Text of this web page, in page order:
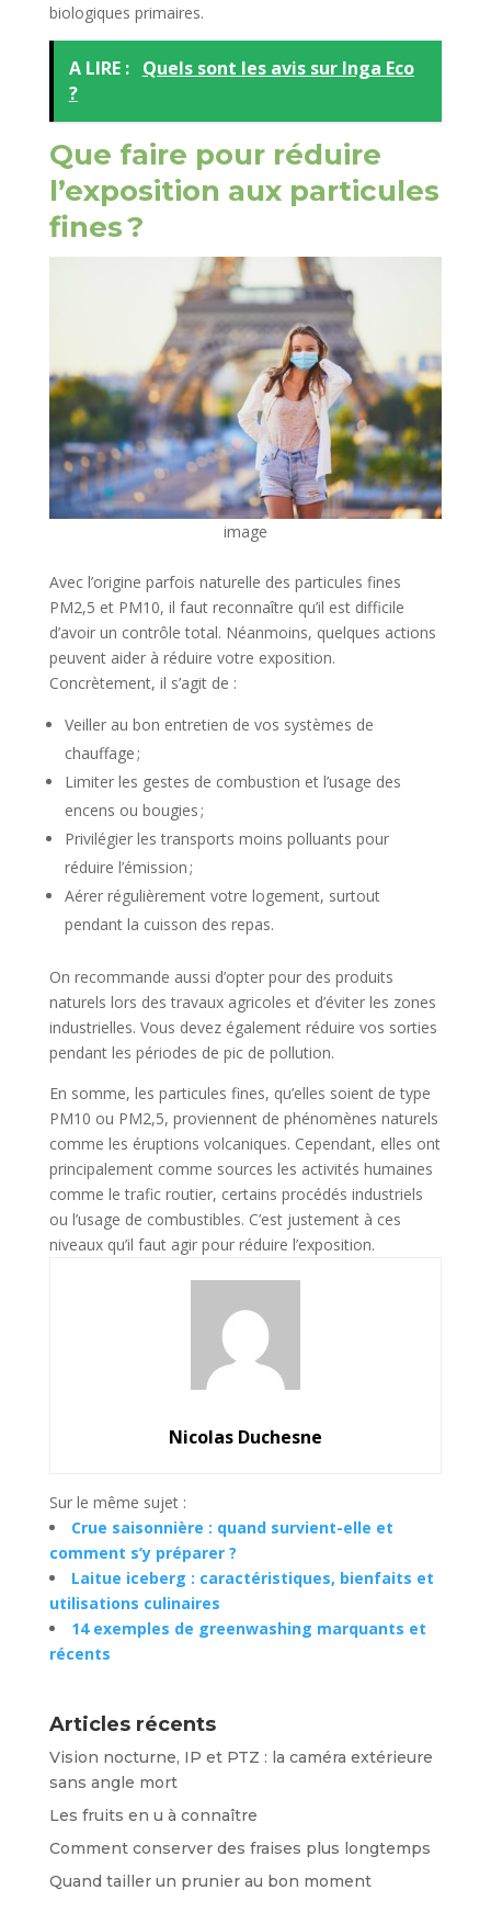
biologiques primaires.
A LIRE : Quels sont les avis sur Inga Eco
?
Que faire pour réduire
l’exposition aux particules
fines ?
image
Avec l’origine parfois naturelle des particules fines
PM2,5 et PM10, il faut reconnaître qu’il est difficile
d’avoir un contrôle total. Néanmoins, quelques actions
peuvent aider à réduire votre exposition.
Concrètement, il s’agit de :
Veiller au bon entretien de vos systèmes de
chauffage ;
Limiter les gestes de combustion et l’usage des
encens ou bougies ;
Privilégier les transports moins polluants pour
réduire l’émission ;
Aérer régulièrement votre logement, surtout
pendant la cuisson des repas.
On recommande aussi d’opter pour des produits
naturels lors des travaux agricoles et d’éviter les zones
industrielles. Vous devez également réduire vos sorties
pendant les périodes de pic de pollution.
En somme, les particules fines, qu’elles soient de type
PM10 ou PM2,5, proviennent de phénomènes naturels
comme les éruptions volcaniques. Cependant, elles ont
principalement comme sources les activités humaines
comme le trafic routier, certains procédés industriels
ou l’usage de combustibles. C’est justement à ces
niveaux qu’il faut agir pour réduire l’exposition.
Nicolas Duchesne
Sur le même sujet :
Crue saisonnière : quand survient-elle et
comment s’y préparer ?
Laitue iceberg : caractéristiques, bienfaits et
utilisations culinaires
14 exemples de greenwashing marquants et
récents
Articles récents
Vision nocturne, IP et PTZ : la caméra extérieure
sans angle mort
Les fruits en u à connaître
Comment conserver des fraises plus longtemps
Quand tailler un prunier au bon moment